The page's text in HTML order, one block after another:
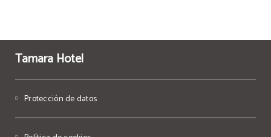
Tamara Hotel
Protección de datos